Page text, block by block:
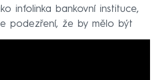
infolinka bankovní instituce,
podezření, že by mělo být